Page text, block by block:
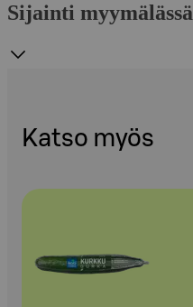
Sijainti myymälässä
Katso myös